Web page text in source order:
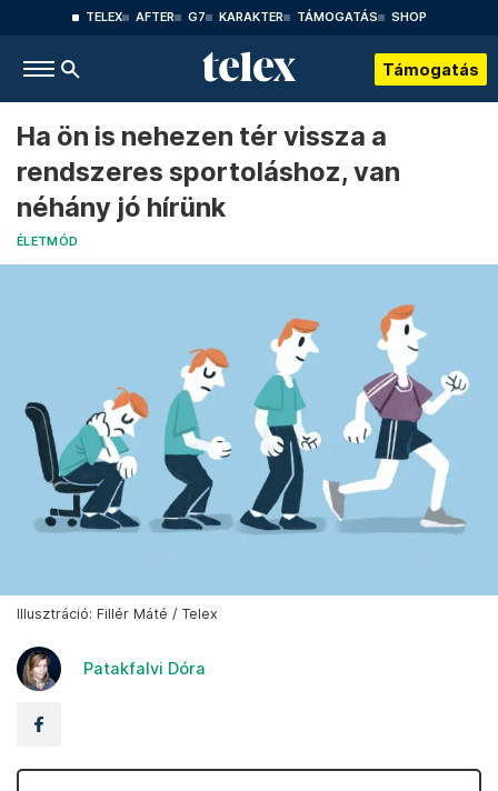
TELEX AFTER G7 KARAKTER TÁMOGATÁS SHOP
Támogatás
Ha ön is nehezen tér vissza a
rendszeres sportoláshoz, van
néhány jó hírünk
ÉLETMÓD
Illusztráció: Fillér Máté / Telex
Patakfalvi Dóra